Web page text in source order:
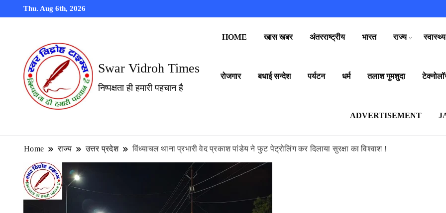
Thu. Aug 6th, 2026
Swar Vidroh Times
निष्पक्षता ही हमारी पहचान है
HOME खास खबर अंतरराष्ट्रीय भारत राज्य स्वास्थ्य
रोजगार बधाई सन्देश पर्यटन धर्म तलाश गुमशुदा
ADVERTISEMENT
Home राज्य उत्तर प्रदेश विंध्याचल थाना प्रभारी वेद प्रकाश पांडेय ने फुट पेट्रोलिंग कर दिलाया सुरक्षा का विश्वाश !